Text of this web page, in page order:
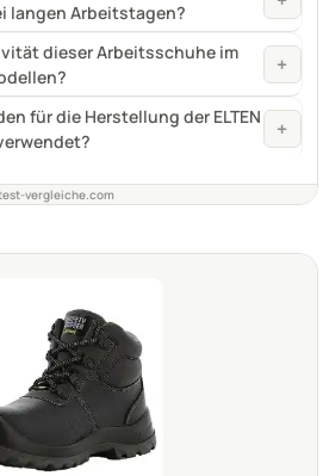
langen Arbeitstagen?
dieser Arbeitsschuhe im
+
für die Herstellung der ELTEN
+
vergleiche.com